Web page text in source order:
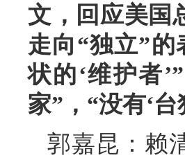
文，回应美国
走向“独立”
状的‘维护者
家”，“没有‘
郭嘉昆：赖